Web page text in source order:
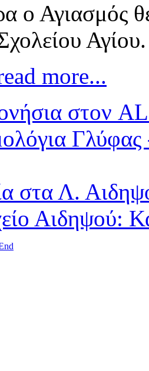
ο Αγιασμός
Αγίου.
more...
στον
στα Λ.
Αιδηψού: